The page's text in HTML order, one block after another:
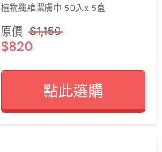
植物纖維潔膚巾 50入x 5盒
原價 $1,150
$820
點此選購